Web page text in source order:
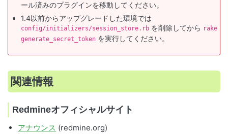
ール済みのプラグインを移動してください。
1.4以前からアップグレードした環境では
config/initializers/session_store.rb を削除してから rake
generate_secret_token を実行してください。
関連情報
Redmineオフィシャルサイト
アナウンス (redmine.org)